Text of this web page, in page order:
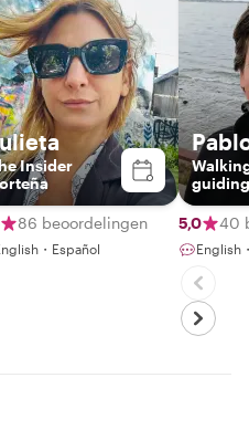
Insider
86 beoordelingen
・Español
5,0
40
English